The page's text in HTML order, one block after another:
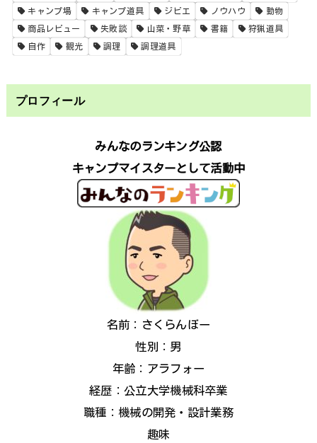
キャンプ場 キャンプ道具 ジビエ ノウハウ 動物
商品レビュー 失敗談 山菜・野草 書籍 狩猟道具
自作 観光 調理 調理道具
プロフィール
みんなのランキング公認
キャンプマイスターとして活動中
名前：さくらんぼー
性別：男
年齢：アラフォー
経歴：公立大学機械科卒業
職種：機械の開発・設計業務
趣味